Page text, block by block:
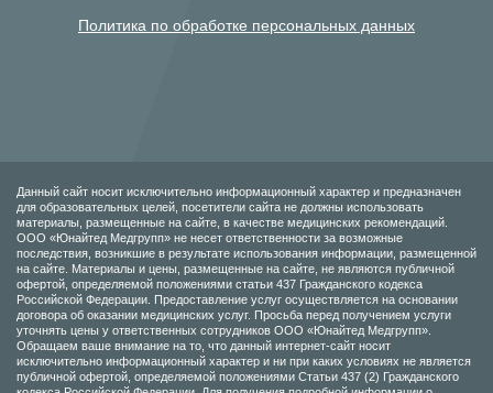
Политика по обработке персональных данных
Данный сайт носит исключительно информационный характер и предназначен
для образовательных целей, посетители сайта не должны использовать
материалы, размещенные на сайте, в качестве медицинских рекомендаций.
ООО «Юнайтед Медгрупп» не несет ответственности за возможные
последствия, возникшие в результате использования информации, размещенной
на сайте. Материалы и цены, размещенные на сайте, не являются публичной
офертой, определяемой положениями статьи 437 Гражданского кодекса
Российской Федерации. Предоставление услуг осуществляется на основании
договора об оказании медицинских услуг. Просьба перед получением услуги
уточнять цены у ответственных сотрудников ООО «Юнайтед Медгрупп».
Обращаем ваше внимание на то, что данный интернет-сайт носит
исключительно информационный характер и ни при каких условиях не является
публичной офертой, определяемой положениями Статьи 437 (2) Гражданского